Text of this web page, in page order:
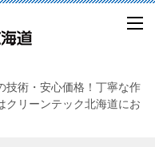
技術・安心価格！丁寧な作
クリーンテック北海道にお